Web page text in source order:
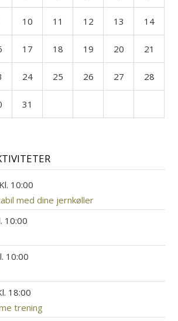
10 11 12 13 14
17 18 19 20 21
24 25 26 27 28
31
10:00
med dine jernkøller
10:00
10:00
18:00
trening